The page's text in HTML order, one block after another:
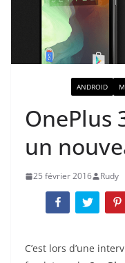
ANDROID
OnePlus
un
25 février 2016 Rudy
C’est lors d’une